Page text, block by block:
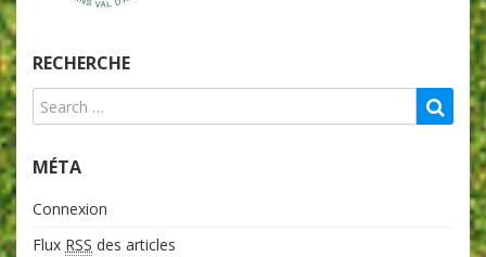
RECHERCHE
MÉTA
Connexion
Flux RSS des articles